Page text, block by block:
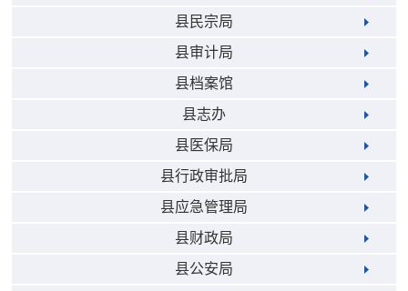
县民宗局
县审计局
县档案馆
县志办
县医保局
县行政审批局
县应急管理局
县财政局
县公安局